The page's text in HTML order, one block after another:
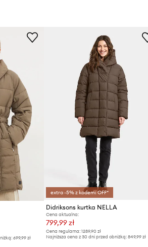
699,99 zł
extra -5% z kodem: OFF*
Didriksons kurtka NELLA
Cena aktualna:
799,99 zł
Cena regularna: 1289,90 zł
Najniższa cena z 30 dni przed obniżką: 849,99 zł